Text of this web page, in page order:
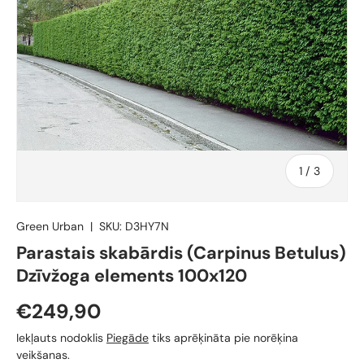
1 / no
3
Green Urban | SKU: D3HY7N
Parastais skabārdis (Carpinus Betulus)
Dzīvžoga elements 100x120
€249,90
Iekļauts nodoklis Piegāde tiks aprēķināta pie norēķina
veikšanas.